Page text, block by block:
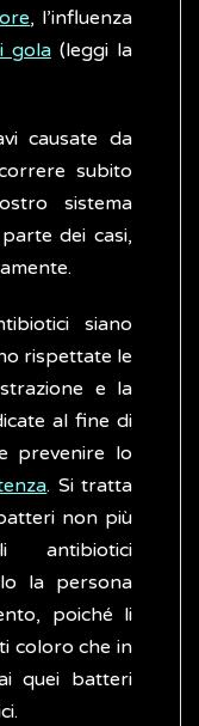
, l’influenza
gola(leggi la
causate da
subito
sistema
dei casi,
siano
rispettate le
e la
al fine di
prevenire lo
. Si tratta
non più
antibiotici
la persona
poiché li
coloro che in
quei batteri